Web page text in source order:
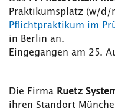
Praktikumsplatz (w/d/
Pflichtpraktikum im
in Berlin an.
Eingegangen am 25.
Die Firma Ruetz
ihren Standort